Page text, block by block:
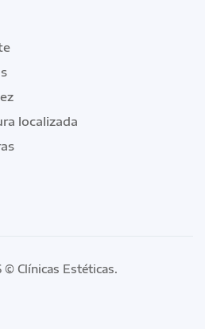
localizada
© Clínicas Estéticas.